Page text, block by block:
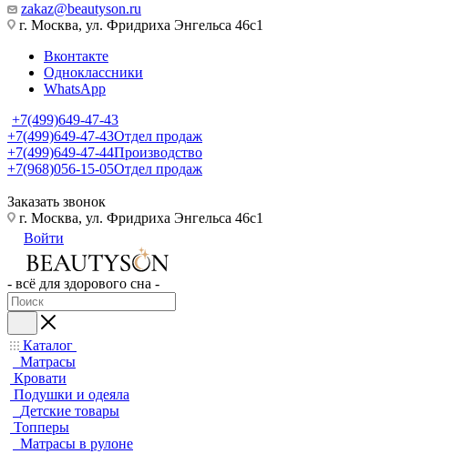
zakaz@beautyson.ru
г. Москва, ул. Фридриха Энгельса 46с1
Вконтакте
Одноклассники
WhatsApp
+7(499)649-47-43
+7(499)649-47-43Отдел продаж
+7(499)649-47-44Производство
+7(968)056-15-05Отдел продаж
Заказать звонок
г. Москва, ул. Фридриха Энгельса 46с1
Войти
- всё для здорового сна -
Каталог
Матрасы
Кровати
Подушки и одеяла
Детские товары
Топперы
Матрасы в рулоне